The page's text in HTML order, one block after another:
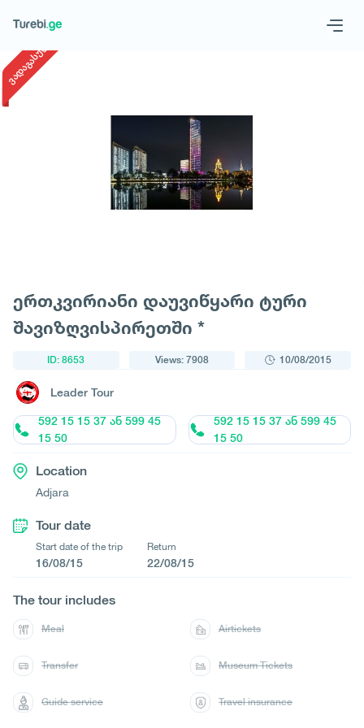
Request a tour
ვადაგასული
ერთკვირიანი დაუვიწყარი ტური
შავიზღვისპირეთში *
ID: 8653 Views: 7908 10/08/2015
Leader Tour
592 15 15 37 ან 599 45
15 50
592 15 15 37 ან 599 45
15 50
Location
Adjara
Tour date
Start date of the trip
16/08/15
Return
22/08/15
The tour includes
Meal Airtickets
Transfer Museum Tickets
Guide service Travel insurance